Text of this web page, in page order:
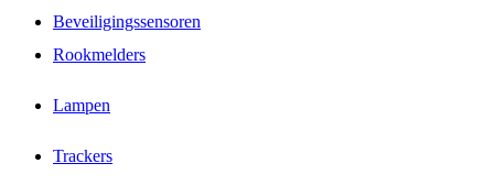
Beveiligingssensoren
Rookmelders
Lampen
Trackers